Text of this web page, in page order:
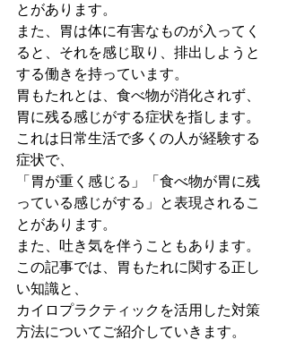
とがあります。
また、胃は体に有害なものが入ってく
ると、それを感じ取り、排出しようと
する働きを持っています。
胃もたれとは、食べ物が消化されず、
胃に残る感じがする症状を指します。
これは日常生活で多くの人が経験する
症状で、
「胃が重く感じる」「食べ物が胃に残
っている感じがする」と表現されるこ
とがあります。
また、吐き気を伴うこともあります。
この記事では、胃もたれに関する正し
い知識と、
カイロプラクティックを活用した対策
方法についてご紹介していきます。